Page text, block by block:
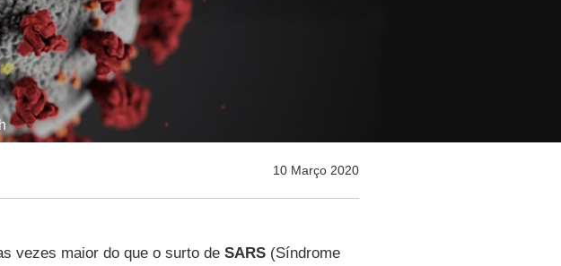
10 Março 2020
vezes maior do que o surto de SARS(Síndrome